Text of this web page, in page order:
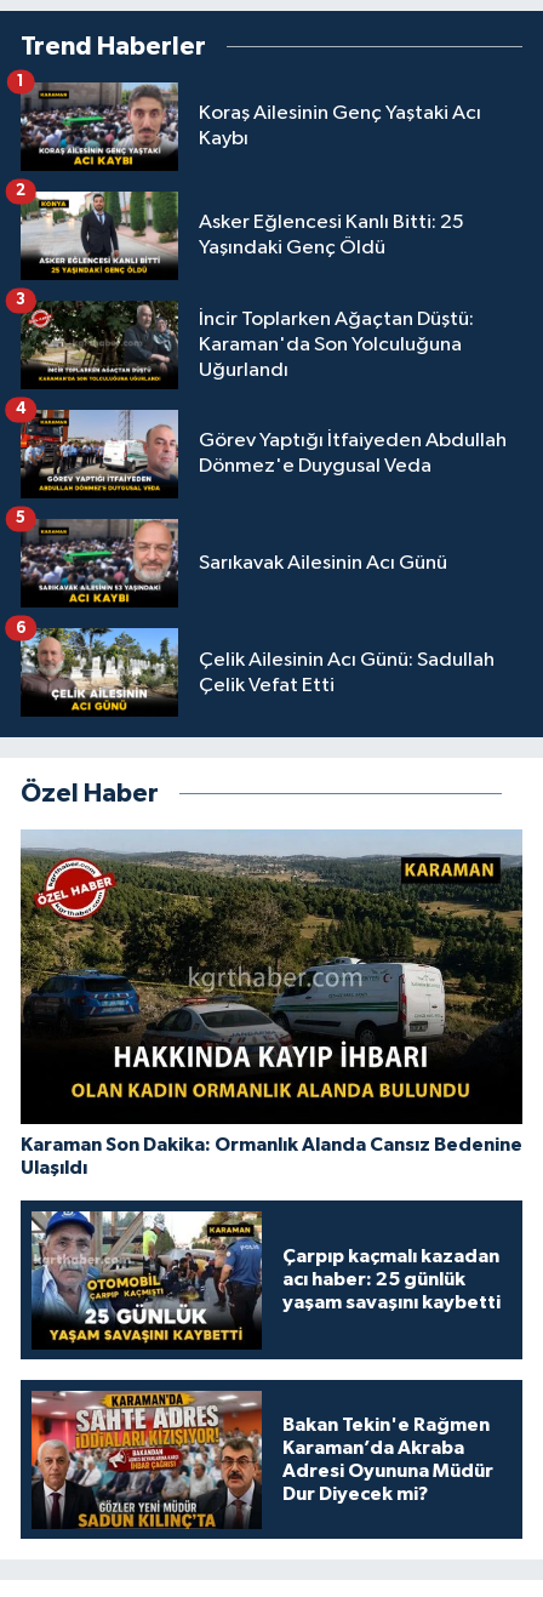
Trend Haberler
Koraş Ailesinin Genç Yaştaki Acı
Kaybı
1
Asker Eğlencesi Kanlı Bitti: 25
Yaşındaki Genç Öldü
2
İncir Toplarken Ağaçtan Düştü:
Karaman'da Son Yolculuğuna
Uğurlandı
3
Görev Yaptığı İtfaiyeden Abdullah
Dönmez'e Duygusal Veda
4
Sarıkavak Ailesinin Acı Günü
5
Çelik Ailesinin Acı Günü: Sadullah
Çelik Vefat Etti
6
Özel Haber
Karaman Son Dakika: Ormanlık Alanda Cansız Bedenine
Ulaşıldı
Çarpıp kaçmalı kazadan
acı haber: 25 günlük
yaşam savaşını kaybetti
Bakan Tekin'e Rağmen
Karaman’da Akraba
Adresi Oyununa Müdür
Dur Diyecek mi?